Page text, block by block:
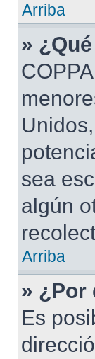
Arriba
»
sea
algún
Arriba
» ¿Por
Es